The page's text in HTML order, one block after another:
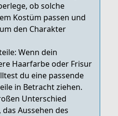
ob solche
Kostüm passen und
den Charakter
Wenn dein
Haarfarbe oder Frisur
du eine passende
in Betracht ziehen.
Unterschied
Aussehen des